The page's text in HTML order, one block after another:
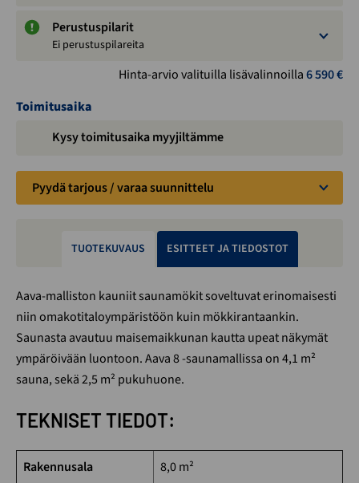
Perustuspilarit
Ei perustuspilareita
Hinta-arvio valituilla lisävalinnoilla6 590€
Toimitusaika
Kysy toimitusaika myyjiltämme
Pyydä tarjous / varaa suunnittelu
TUOTEKUVAUS ESITTEET JA TIEDOSTOT
Aava-malliston kauniit saunamökit soveltuvat erinomaisesti
niin omakotitaloympäristöön kuin mökkirantaankin.
Saunasta avautuu maisemaikkunan kautta upeat näkymät
ympäröivään luontoon. Aava 8 -saunamallissa on 4,1 m²
sauna, sekä 2,5 m² pukuhuone.
TEKNISET TIEDOT:
Rakennusala
8,0 m²